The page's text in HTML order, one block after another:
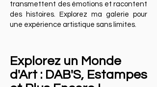
transmettent des émotions et racontent
des histoires. Explorez ma galerie pour
une expérience artistique sans limites.
Explorez un Monde
d'Art : DAB'S, Estampes